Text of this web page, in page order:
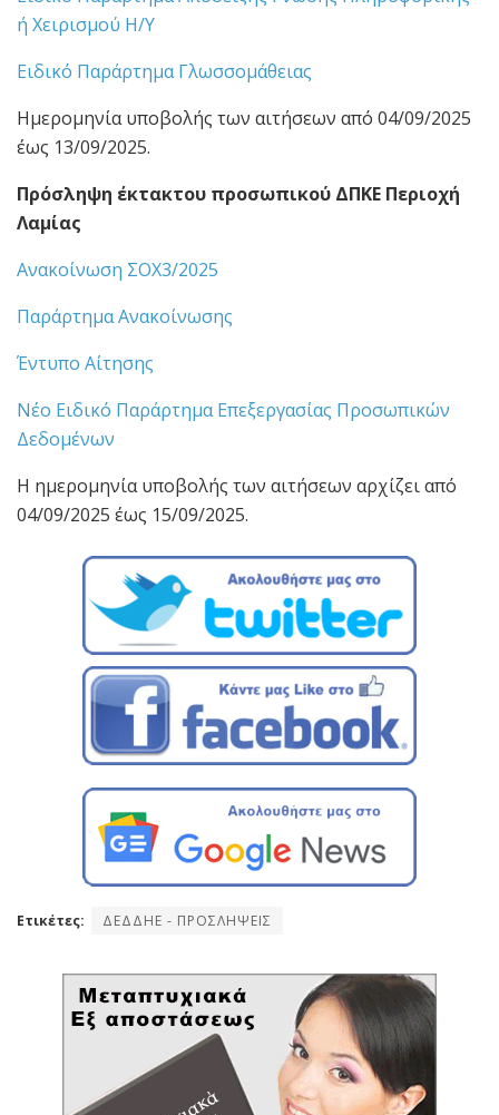
ή Χειρισμού Η/Υ
Ειδικό Παράρτημα Γλωσσομάθειας
Ημερομηνία υποβολής των αιτήσεων από 04/09/2025
έως 13/09/2025.
Πρόσληψη έκτακτου προσωπικού ΔΠΚΕ Περιοχή
Λαμίας
Ανακοίνωση ΣΟΧ3/2025
Παράρτημα Ανακοίνωσης
Έντυπο Αίτησης
Νέο Ειδικό Παράρτημα Επεξεργασίας Προσωπικών
Δεδομένων
Η ημερομηνία υποβολής των αιτήσεων αρχίζει από
04/09/2025 έως 15/09/2025.
Ετικέτες: ΔΕΔΔΗΕ - ΠΡΟΣΛΗΨΕΙΣ